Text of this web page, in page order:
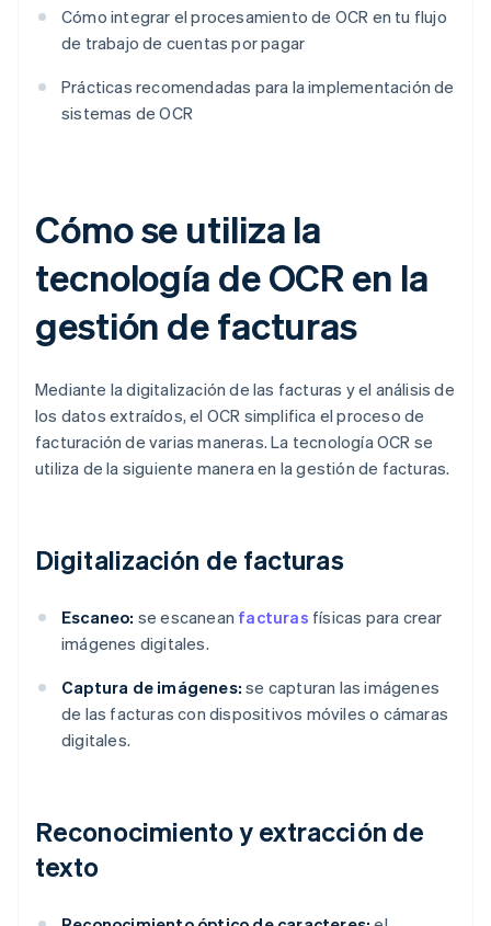
Cómo integrar el procesamiento de OCR en tu flujo
de trabajo de cuentas por pagar
Prácticas recomendadas para la implementación de
sistemas de OCR
Cómo se utiliza la
tecnología de OCR en la
gestión de facturas
Mediante la digitalización de las facturas y el análisis de
los datos extraídos, el OCR simplifica el proceso de
facturación de varias maneras. La tecnología OCR se
utiliza de la siguiente manera en la gestión de facturas.
Digitalización de facturas
Escaneo: se escanean facturas físicas para crear
imágenes digitales.
Captura de imágenes: se capturan las imágenes
de las facturas con dispositivos móviles o cámaras
digitales.
Reconocimiento y extracción de
texto